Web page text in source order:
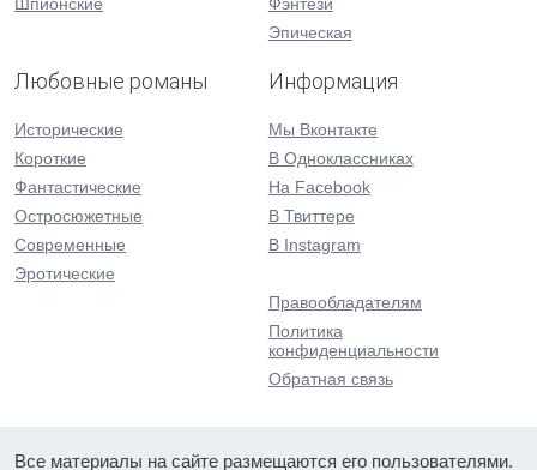
Эпическая
Любовные романы
Исторические
Короткие
Фантастические
Остросюжетные
Современные
Эротические
Информация
Мы Вконтакте
В Одноклассниках
На Facebook
В Твиттере
В Instagram
Правообладателям
Политика
конфиденциальности
Обратная связь
Все материалы на сайте размещаются его пользователями.